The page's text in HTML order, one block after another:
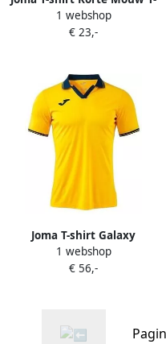
shirt Courtes Strong
1 webshop
€ 23,-
Joma T-shirt Galaxy
1 webshop
€ 56,-